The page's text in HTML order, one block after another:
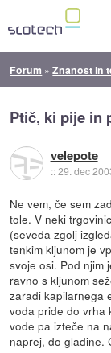
Forum »Znanost in
Ptič, ki pije in
velepote
::29. dec
Ne vem, če sem
tole. V neki
(seveda zgolj
tenkim kljunom je
svoje osi. Pod njim
ravno s kljunom
zaradi kapilarnega
voda pride do vrha
vode pa izteče na
naprej, do gladine.